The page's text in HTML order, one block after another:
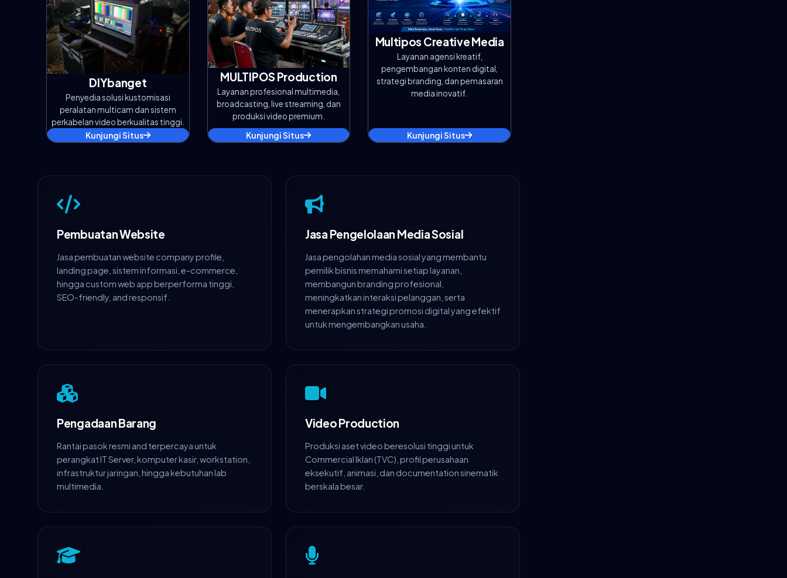
DIYbanget
Penyedia solusi kustomisasi
peralatan multicam dan sistem
perkabelan video berkualitas tinggi.
Kunjungi Situs
MULTIPOS Production
Layanan profesional multimedia,
broadcasting, live streaming, dan
produksi video premium.
Kunjungi Situs
Multipos Creative Media
Layanan agensi kreatif,
pengembangan konten digital,
strategi branding, dan pemasaran
media inovatif.
Kunjungi Situs
Pembuatan Website
Jasa pembuatan website company profile,
landing page, sistem informasi, e-commerce,
hingga custom web app berperforma tinggi,
SEO-friendly, and responsif.
Jasa Pengelolaan Media Sosial
Jasa pengolahan media sosial yang membantu
pemilik bisnis memahami setiap layanan,
membangun branding profesional,
meningkatkan interaksi pelanggan, serta
menerapkan strategi promosi digital yang efektif
untuk mengembangkan usaha.
Pengadaan Barang
Rantai pasok resmi and terpercaya untuk
perangkat IT Server, komputer kasir, workstation,
infrastruktur jaringan, hingga kebutuhan lab
multimedia.
Video Production
Produksi aset video beresolusi tinggi untuk
Commercial Iklan (TVC), profil perusahaan
eksekutif, animasi, dan documentation sinematik
berskala besar.